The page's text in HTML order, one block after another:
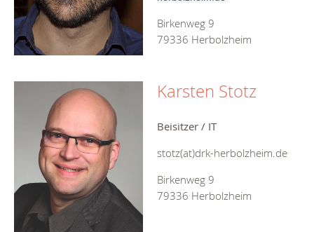
Birkenweg 9
79336 Herbolzheim
Karsten Stotz
Beisitzer / IT
stotz(at)drk-herbolzheim.de
Birkenweg 9
79336 Herbolzheim